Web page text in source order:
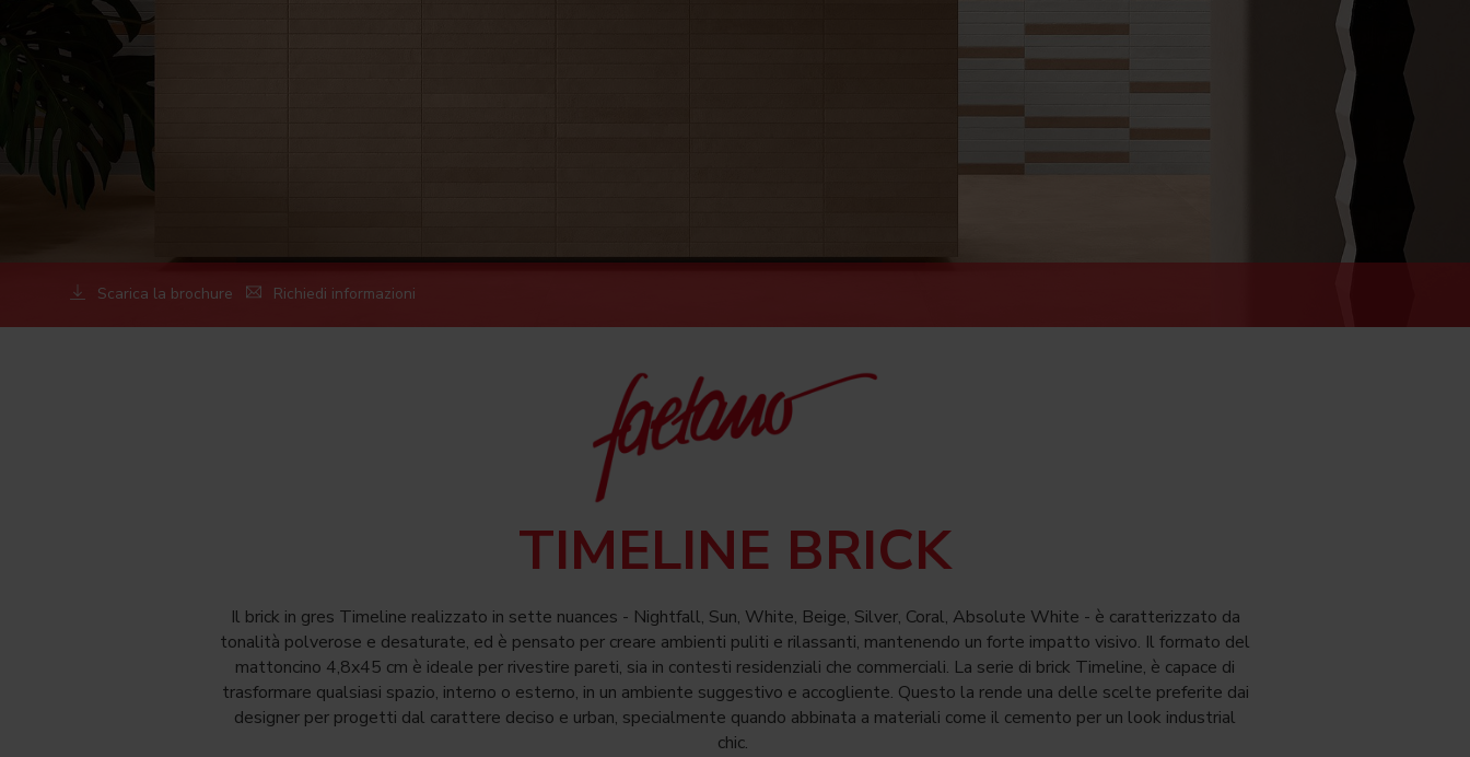
Scarica la brochure Richiedi informazioni
TIMELINE BRICK
Il brick in gres Timeline realizzato in sette nuances - Nightfall, Sun, White, Beige, Silver, Coral, Absolute White - è caratterizzato da
tonalità polverose e desaturate, ed è pensato per creare ambienti puliti e rilassanti, mantenendo un forte impatto visivo. Il formato del
mattoncino 4,8x45 cm è ideale per rivestire pareti, sia in contesti residenziali che commerciali. La serie di brick Timeline, è capace di
trasformare qualsiasi spazio, interno o esterno, in un ambiente suggestivo e accogliente. Questo la rende una delle scelte preferite dai
designer per progetti dal carattere deciso e urban, specialmente quando abbinata a materiali come il cemento per un look industrial
chic.